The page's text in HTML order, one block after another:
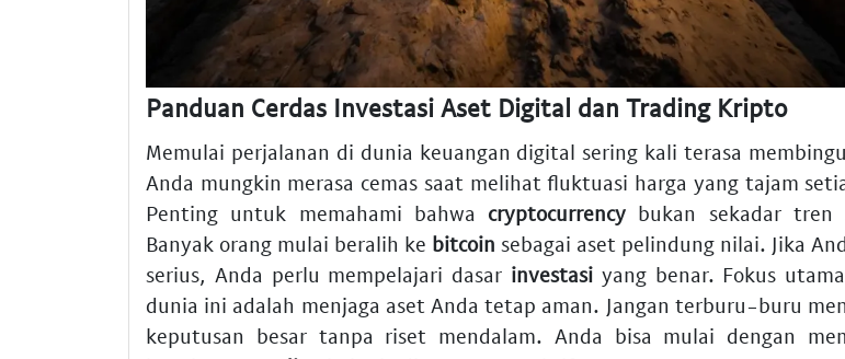
Panduan Cerdas Investasi Aset Digital dan Trading Kripto
Memulai perjalanan di dunia keuangan digital sering kali terasa
Anda mungkin merasa cemas saat melihat fluktuasi harga yang tajam
Penting untuk memahami bahwa cryptocurrency bukan sekadar tren
Banyak orang mulai beralih ke bitcoin sebagai aset pelindung nilai. Jika
serius, Anda perlu mempelajari dasar investasi yang benar. Fokus
dunia ini adalah menjaga aset Anda tetap aman. Jangan terburu-buru
keputusan besar tanpa riset mendalam. Anda bisa mulai dengan